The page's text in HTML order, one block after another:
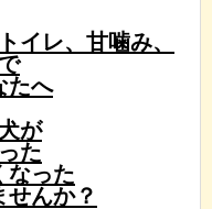
イレ、甘噛み、
たへ
が
た
なった
せんか？